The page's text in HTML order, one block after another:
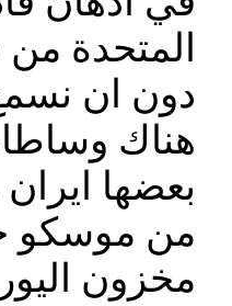
المتحدة
دون ان
هناك
بعضها ايران
من موسكو
مخزون